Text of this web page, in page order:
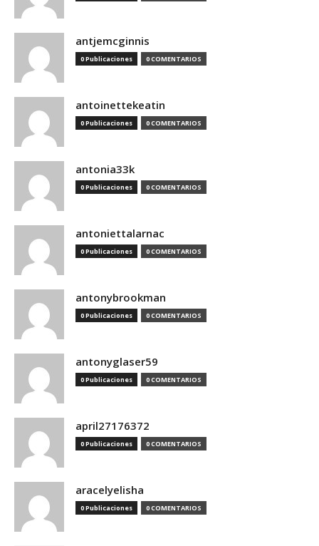
antjemcginnis
0 Publicaciones 0 COMENTARIOS
antoinettekeatin
0 Publicaciones 0 COMENTARIOS
antonia33k
0 Publicaciones 0 COMENTARIOS
antoniettalarnac
0 Publicaciones 0 COMENTARIOS
antonybrookman
0 Publicaciones 0 COMENTARIOS
antonyglaser59
0 Publicaciones 0 COMENTARIOS
april27176372
0 Publicaciones 0 COMENTARIOS
aracelyelisha
0 Publicaciones 0 COMENTARIOS